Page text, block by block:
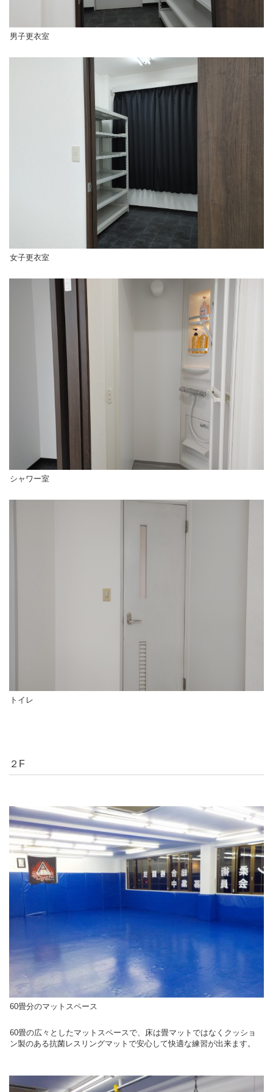
男子更衣室
女子更衣室
シャワー室
トイレ
２F
60畳分のマットスペース
60畳の広々としたマットスペースで、床は畳マットではなくクッショ
ン製のある抗菌レスリングマットで安心して快適な練習が出来ます。